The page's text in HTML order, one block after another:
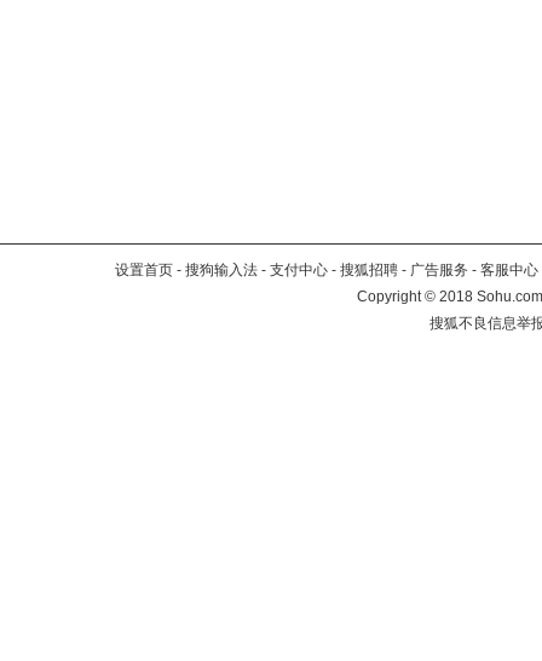
设置首页 - 搜狗输入法 - 支付中心 - 搜狐招聘 - 广告服务 - 客服中心
Copyright©2018
搜狐不良信息举